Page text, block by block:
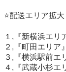
⭐️配送エリア拡大
１,『新横浜エリ
２,『町田エリア
３,『横浜駅前エ
４,『武蔵小杉エ